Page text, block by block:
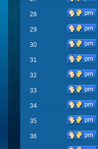
28
29
30
31
32
33
34
35
36